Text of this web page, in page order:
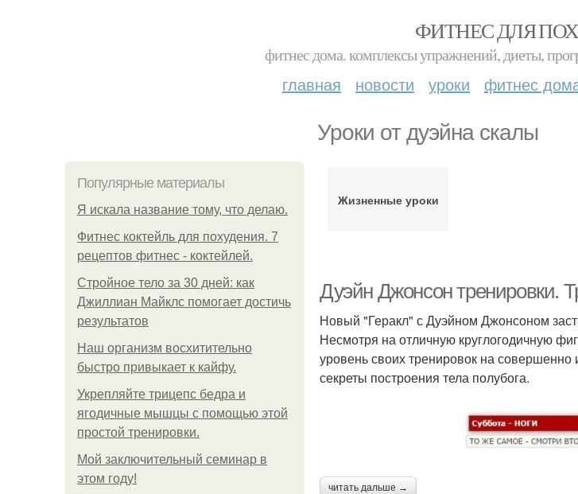
ФИТНЕС ДЛЯ
фитнес дома. комплексы упражнений, диеты,
главная новости уроки фитнес
Уроки от дуэйна скалы
Популярные материалы
Я искала название тому, что делаю.
Фитнес коктейль для похудения. 7
рецептов фитнес - коктейлей.
Стройное тело за 30 дней: как
Джиллиан Майклс помогает достичь
результатов
Наш организм восхитительно
быстро привыкает к кайфу.
Укрепляйте трицепс бедра и
ягодичные мышцы с помощью этой
простой тренировки.
Мой заключительный семинар в
этом году!
Жизненные уроки
Дуэйн Джонсон тренировки.
Новый "Геракл" с Дуэйном Джонсоном
Несмотря на отличную круглогодичную
уровень своих тренировок на
секреты построения тела полубога.
читать дальше →